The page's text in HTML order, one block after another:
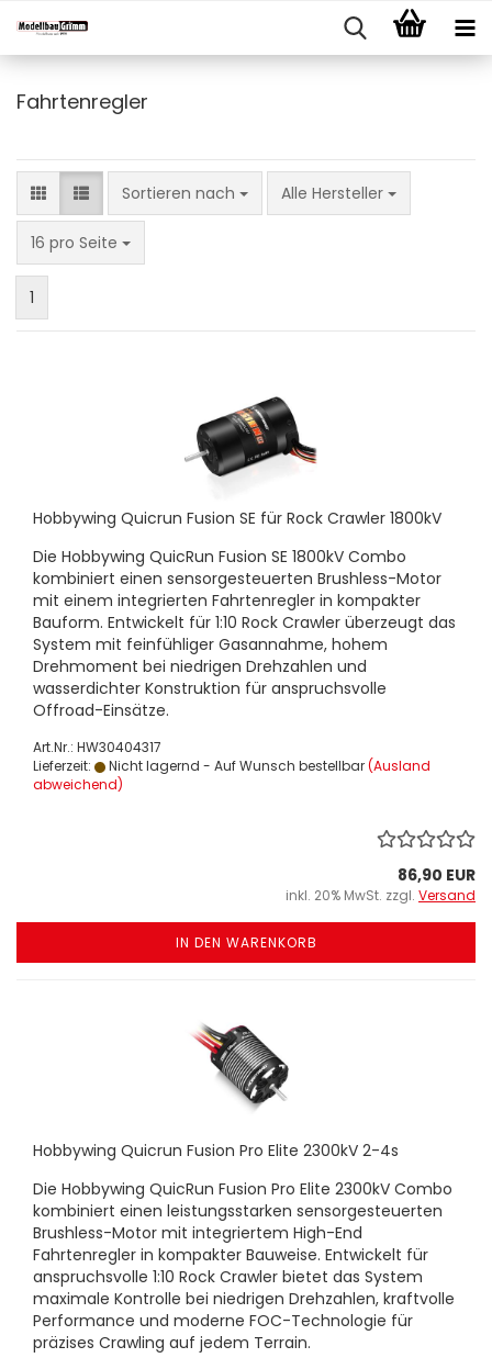
Fahrtenregler
Sortieren nach
Sortieren nach Alle Hersteller
16 pro Seite
pro Seite
1
Hobbywing Quicrun Fusion SE für Rock Crawler 1800kV
Die Hobbywing QuicRun Fusion SE 1800kV Combo
kombiniert einen sensorgesteuerten Brushless-Motor
mit einem integrierten Fahrtenregler in kompakter
Bauform. Entwickelt für 1:10 Rock Crawler überzeugt das
System mit feinfühliger Gasannahme, hohem
Drehmoment bei niedrigen Drehzahlen und
wasserdichter Konstruktion für anspruchsvolle
Offroad-Einsätze.
Art.Nr.: HW30404317
Lieferzeit:
Nicht lagernd - Auf Wunsch bestellbar(Ausland
abweichend)
86,90 EUR
inkl. 20% MwSt. zzgl. Versand
IN DEN WARENKORB
Hobbywing Quicrun Fusion Pro Elite 2300kV 2-4s
Die Hobbywing QuicRun Fusion Pro Elite 2300kV Combo
kombiniert einen leistungsstarken sensorgesteuerten
Brushless-Motor mit integriertem High-End
Fahrtenregler in kompakter Bauweise. Entwickelt für
anspruchsvolle 1:10 Rock Crawler bietet das System
maximale Kontrolle bei niedrigen Drehzahlen, kraftvolle
Performance und moderne FOC-Technologie für
präzises Crawling auf jedem Terrain.